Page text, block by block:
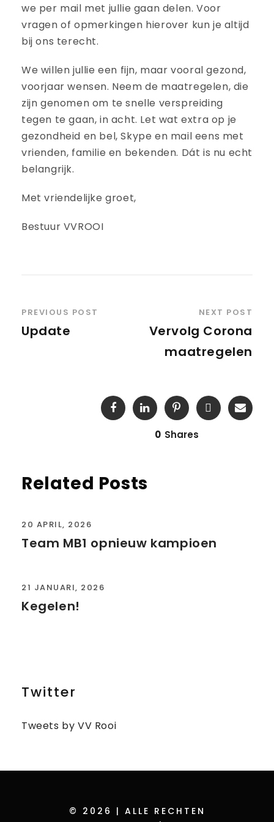
we per mail met jullie gaan delen. Voor
vragen of opmerkingen hierover kun je altijd
bij ons terecht.
We willen jullie een fijn, maar vooral gezond,
voorjaar wensen. Neem de maatregelen, die
zijn genomen om te snelle verspreiding
tegen te gaan, in acht. Let wat extra op je
gezondheid en bel, Skype en mail eens met
vrienden, familie en bekenden. Dát is nu echt
belangrijk.
Met vriendelijke groet,
Bestuur VVROOI
PREVIOUS POST
Update
NEXT POST
Vervolg Corona
maatregelen
0 Shares
Related Posts
20 APRIL, 2026
Team MB1 opnieuw kampioen
21 JANUARI, 2026
Kegelen!
Twitter
Tweets by VV Rooi
© 2026 | ALLE RECHTEN